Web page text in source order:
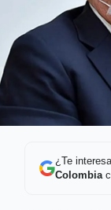
¿Te
Colombia